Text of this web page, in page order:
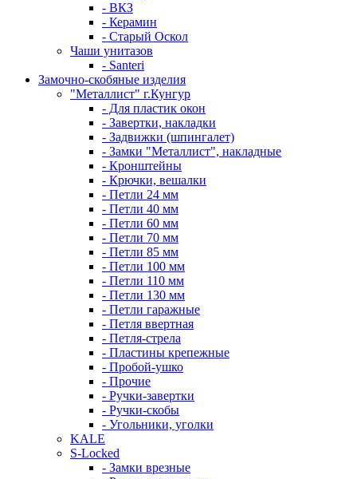
- ВКЗ
- Керамин
- Старый Оскол
Чаши унитазов
- Santeri
Замочно-скобяные изделия
"Металлист" г.Кунгур
- Для пластик окон
- Завертки, накладки
- Задвижки (шпингалет)
- Замки "Металлист", накладные
- Кронштейны
- Крючки, вешалки
- Петли 24 мм
- Петли 40 мм
- Петли 60 мм
- Петли 70 мм
- Петли 85 мм
- Петли 100 мм
- Петли 110 мм
- Петли 130 мм
- Петли гаражные
- Петля ввертная
- Петля-стрела
- Пластины крепежные
- Пробой-ушко
- Прочие
- Ручки-завертки
- Ручки-скобы
- Угольники, уголки
KALE
S-Locked
- Замки врезные